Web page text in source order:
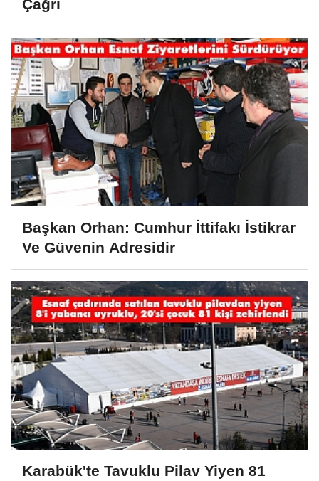
Çağrı
Başkan Orhan: Cumhur İttifakı İstikrar
Ve Güvenin Adresidir
Karabük'te Tavuklu Pilav Yiyen 81